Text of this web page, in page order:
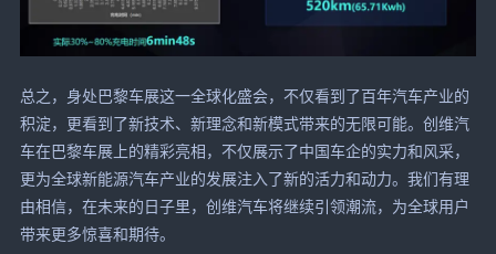
总之，身处巴黎车展这一全球化盛会，不仅看到了百年汽车产业的
积淀，更看到了新技术、新理念和新模式带来的无限可能。创维汽
车在巴黎车展上的精彩亮相，不仅展示了中国车企的实力和风采，
更为全球新能源汽车产业的发展注入了新的活力和动力。我们有理
由相信，在未来的日子里，创维汽车将继续引领潮流，为全球用户
带来更多惊喜和期待。